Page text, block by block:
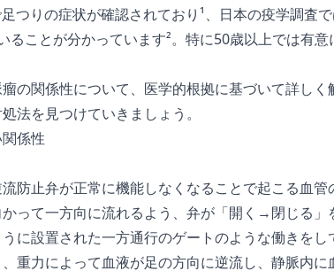
つりの症状が確認されており¹、日本の疫学調査
ることが分かっています²。特に50歳以上では有
の関係性について、医学的根拠に基づいて詳し
法を見つけていきましょう。
係性
防止弁が正常に機能しなくなることで起こる血管
って一方向に流れるよう、弁が「開く→閉じる」
に設置された一方通行のゲートのような働きをし
重力によって血液が足の方向に逆流し、静脈内